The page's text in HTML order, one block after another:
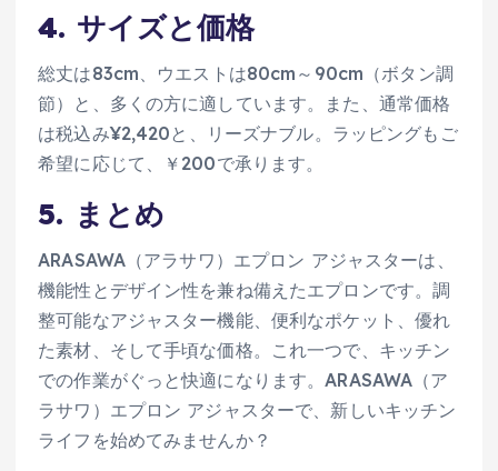
4. サイズと価格
総丈は83cm、ウエストは80cm～90cm（ボタン調
節）と、多くの方に適しています。また、通常価格
は税込み¥2,420と、リーズナブル。ラッピングもご
希望に応じて、￥200で承ります。
5. まとめ
ARASAWA（アラサワ）エプロン アジャスターは、
機能性とデザイン性を兼ね備えたエプロンです。調
整可能なアジャスター機能、便利なポケット、優れ
た素材、そして手頃な価格。これ一つで、キッチン
での作業がぐっと快適になります。ARASAWA（ア
ラサワ）エプロン アジャスターで、新しいキッチン
ライフを始めてみませんか？